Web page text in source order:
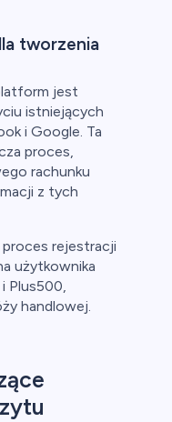
tworzenia
jest
istniejących
i Google. Ta
proces,
rachunku
z tych
rejestracji
użytkownika
Plus500,
handlowej.